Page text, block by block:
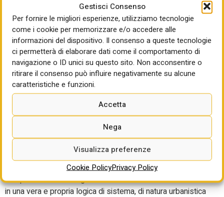
Gestisci Consenso
Per fornire le migliori esperienze, utilizziamo tecnologie
come i cookie per memorizzare e/o accedere alle
informazioni del dispositivo. Il consenso a queste tecnologie
ci permetterà di elaborare dati come il comportamento di
navigazione o ID unici su questo sito. Non acconsentire o
ritirare il consenso può influire negativamente su alcune
caratteristiche e funzioni.
Accetta
Nega
Visualizza preferenze
Cookie PolicyPrivacy Policy
dopo l’intervento
“Utilizzare le opportunità del Giubileo è utile non solo per
strutture strettamente connesse all’evento, ma anche per
sbloccare, integrare e aumentare ambizione e qualità di
altri interventi – ha detto il primo cittadino romano – . Una
stazione dunque rifatta completamente, connessa inoltre
ad una strategia di quadrante composta da una serie di
interventi. Vedendo oggi questi lavori finiti ci rendiamo
conto di quanto siano stati significativi, avendoli realizzati in
un anno e mezzo senza mai aver fermato un treno.
Abbiamo sempre cercato di costruire una
complementarietà tra gli interventi – ha chiosato Gualtieri –
in una vera e propria logica di sistema, di natura urbanistica